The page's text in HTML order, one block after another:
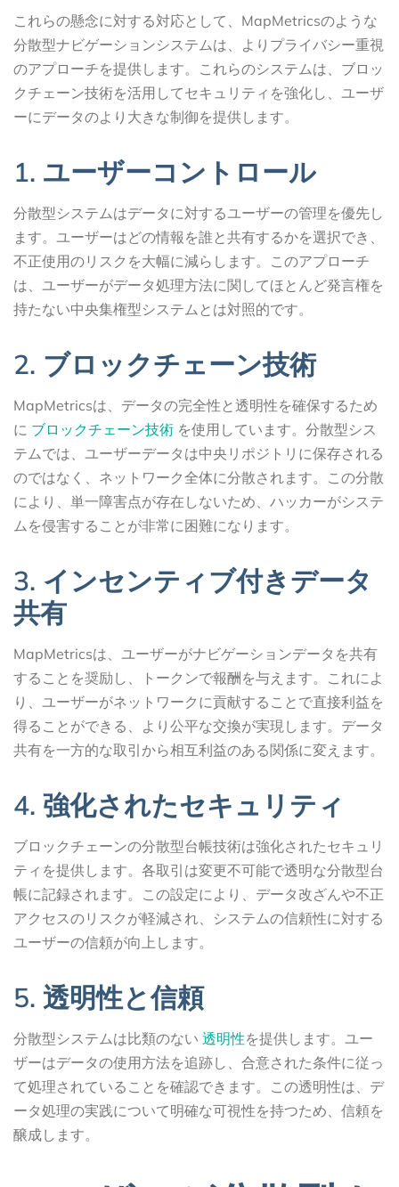
これらの懸念に対する対応として、MapMetricsのような
分散型ナビゲーションシステムは、よりプライバシー重視
のアプローチを提供します。これらのシステムは、ブロッ
クチェーン技術を活用してセキュリティを強化し、ユーザ
ーにデータのより大きな制御を提供します。
1. ユーザーコントロール
分散型システムはデータに対するユーザーの管理を優先し
ます。ユーザーはどの情報を誰と共有するかを選択でき、
不正使用のリスクを大幅に減らします。このアプローチ
は、ユーザーがデータ処理方法に関してほとんど発言権を
持たない中央集権型システムとは対照的です。
2. ブロックチェーン技術
MapMetricsは、データの完全性と透明性を確保するため
に ブロックチェーン技術 を使用しています。分散型シス
テムでは、ユーザーデータは中央リポジトリに保存される
のではなく、ネットワーク全体に分散されます。この分散
により、単一障害点が存在しないため、ハッカーがシステ
ムを侵害することが非常に困難になります。
3. インセンティブ付きデータ
共有
MapMetricsは、ユーザーがナビゲーションデータを共有
することを奨励し、トークンで報酬を与えます。これによ
り、ユーザーがネットワークに貢献することで直接利益を
得ることができる、より公平な交換が実現します。データ
共有を一方的な取引から相互利益のある関係に変えます。
4. 強化されたセキュリティ
ブロックチェーンの分散型台帳技術は強化されたセキュリ
ティを提供します。各取引は変更不可能で透明な分散型台
帳に記録されます。この設定により、データ改ざんや不正
アクセスのリスクが軽減され、システムの信頼性に対する
ユーザーの信頼が向上します。
5. 透明性と信頼
分散型システムは比類のない 透明性を提供します。ユー
ザーはデータの使用方法を追跡し、合意された条件に従っ
て処理されていることを確認できます。この透明性は、デ
ータ処理の実践について明確な可視性を持つため、信頼を
醸成します。